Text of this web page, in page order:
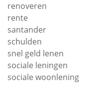
renoveren
rente
santander
schulden
snel geld lenen
sociale leningen
sociale woonlening